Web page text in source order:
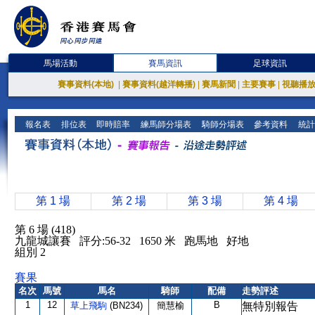
馬場活動 賽馬資訊 足球資訊
賽事資料(本地) 賽事資料(越洋轉播) 賽馬新聞 主要賽事 視聽播
報名表 排位表 即時賠率 練馬師分場表 騎師分場表 參考資料 統
第 1 場 第 2 場 第 3 場 第 4 場
第 6 場 (418)
九龍城讓賽 評分:56-32 1650 米 跑馬地 好地
組別 2
賽果
名次 馬號 馬名 騎師 配備
走勢評述
1
12 草上飛駒 (BN234) 簡慧榆 B 無特別報告